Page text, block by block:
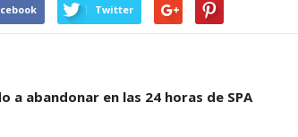
Twitter
a abandonar en las 24 horas de SPA